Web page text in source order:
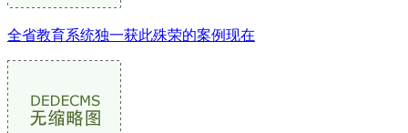
全省教育系统独一获此殊荣的案例现在